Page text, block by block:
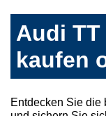
Audi
kaufen
Entdecken Sie die